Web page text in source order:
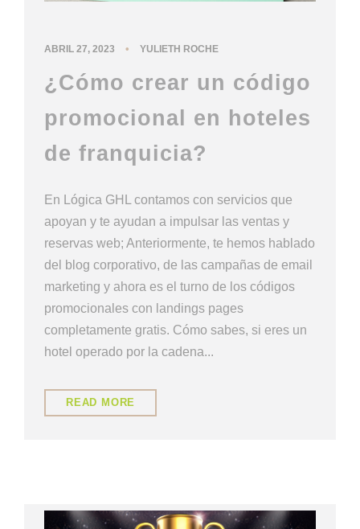
ABRIL 27, 2023 • YULIETH ROCHE
¿Cómo crear un código
promocional en hoteles
de franquicia?
En Lógica GHL contamos con servicios que
apoyan y te ayudan a impulsar las ventas y
reservas web; Anteriormente, te hemos hablado
del blog corporativo, de las campañas de email
marketing y ahora es el turno de los códigos
promocionales con landings pages
completamente gratis. Cómo sabes, si eres un
hotel operado por la cadena...
READ MORE